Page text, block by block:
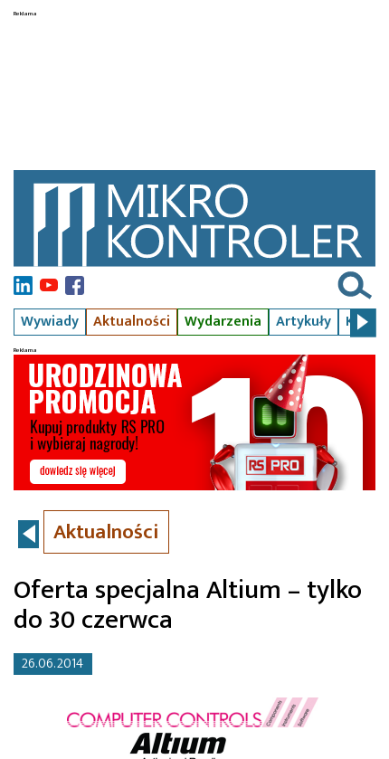
Wywiady Aktualności Wydarzenia Artykuły Kursy
Aktualności
Oferta specjalna Altium – tylko
do 30 czerwca
26.06.2014